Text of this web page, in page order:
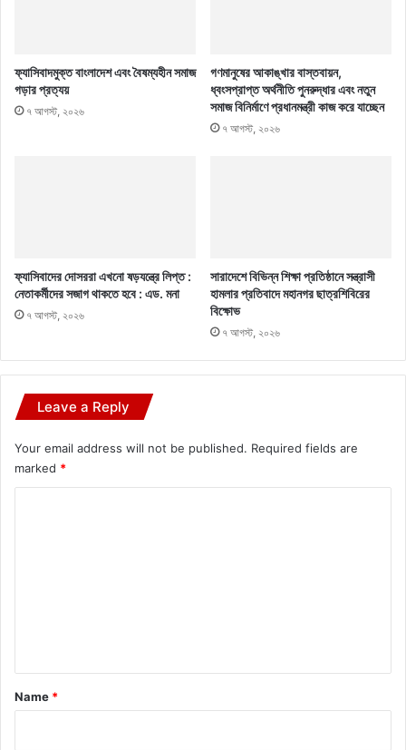
ফ্যাসিবাদমুক্ত বাংলাদেশ এবং বৈষম্যহীন সমাজ
গড়ার প্রত্যয়
৭ আগস্ট, ২০২৬
গণমানুষের আকাঙ্খার বাস্তবায়ন,
ধ্বংসপ্রাপ্ত অর্থনীতি পুনরুদ্ধার এবং নতুন
সমাজ বিনির্মাণে প্রধানমন্ত্রী কাজ করে যাচ্ছেন
৭ আগস্ট, ২০২৬
ফ্যাসিবাদের দোসররা এখনো ষড়যন্ত্রে লিপ্ত :
নেতাকর্মীদের সজাগ থাকতে হবে : এড. মনা
৭ আগস্ট, ২০২৬
সারাদেশে বিভিন্ন শিক্ষা প্রতিষ্ঠানে সন্ত্রাসী
হামলার প্রতিবাদে মহানগর ছাত্রশিবিরের
বিক্ষোভ
৭ আগস্ট, ২০২৬
Leave a Reply
Your email address will not be published. Required fields are
marked *
*
Name *